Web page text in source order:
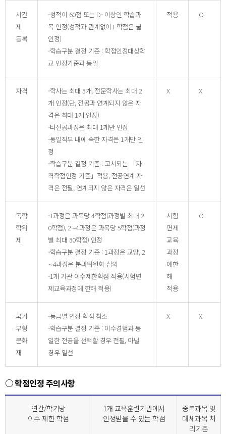
시간
제
등록
-성적이 60점 또는 D- 이상인 학습과
목 인정(성적과 관계없이 F학점은 불
인정)
-학습구분 결정 기준 : 학점인정대상학
교 인정기준과 동일
적용 O
자격
-학사는 최대 3개, 전문학사는 최대 2
개 인정(단, 전공과 연계되지 않은 자
격은 최대 1개 인정)
-타전공과정은 최대 1개만 인정
-동일직무 내에 속한 자격은 1개만 인
정
-학습구분 결정 기준 : 고시되는 「자
격학점인정 기준」적용, 전공연계 자
격은 전필, 연계되지 않은 자격은 일선
X X
독학
학위
제
-1과정은 과목당 4학점(과정별 최대 2
0학점), 2∼4과정은 과목당 5학점(과정
별 최대 30학점) 인정
-학습구분 결정 기준 : 1과정은 교양, 2
∼4과정은 분과위원회 심의
-1개 기관 이수제한학점 적용(시험면
제교육과정에 한해 적용)
시험
면제
교육
과정
에한
해
적용
O
국가
무형
문화
재
-등급별 인정 학점 참조
-학습구분 결정 기준 : 이수경험과 동
일한 전공을 선택할 경우 전필, 아닐
경우 일선
X X
○ 학점인정 주의사항
연간/학기당
이수 제한 학점
1개 교육훈련기관에서
인정받을 수 있는 학점
중복과목 및
대체과목 처
리기준